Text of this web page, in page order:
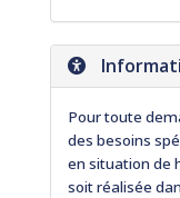
Pour toute
des besoins
en situation de
soit réalisée